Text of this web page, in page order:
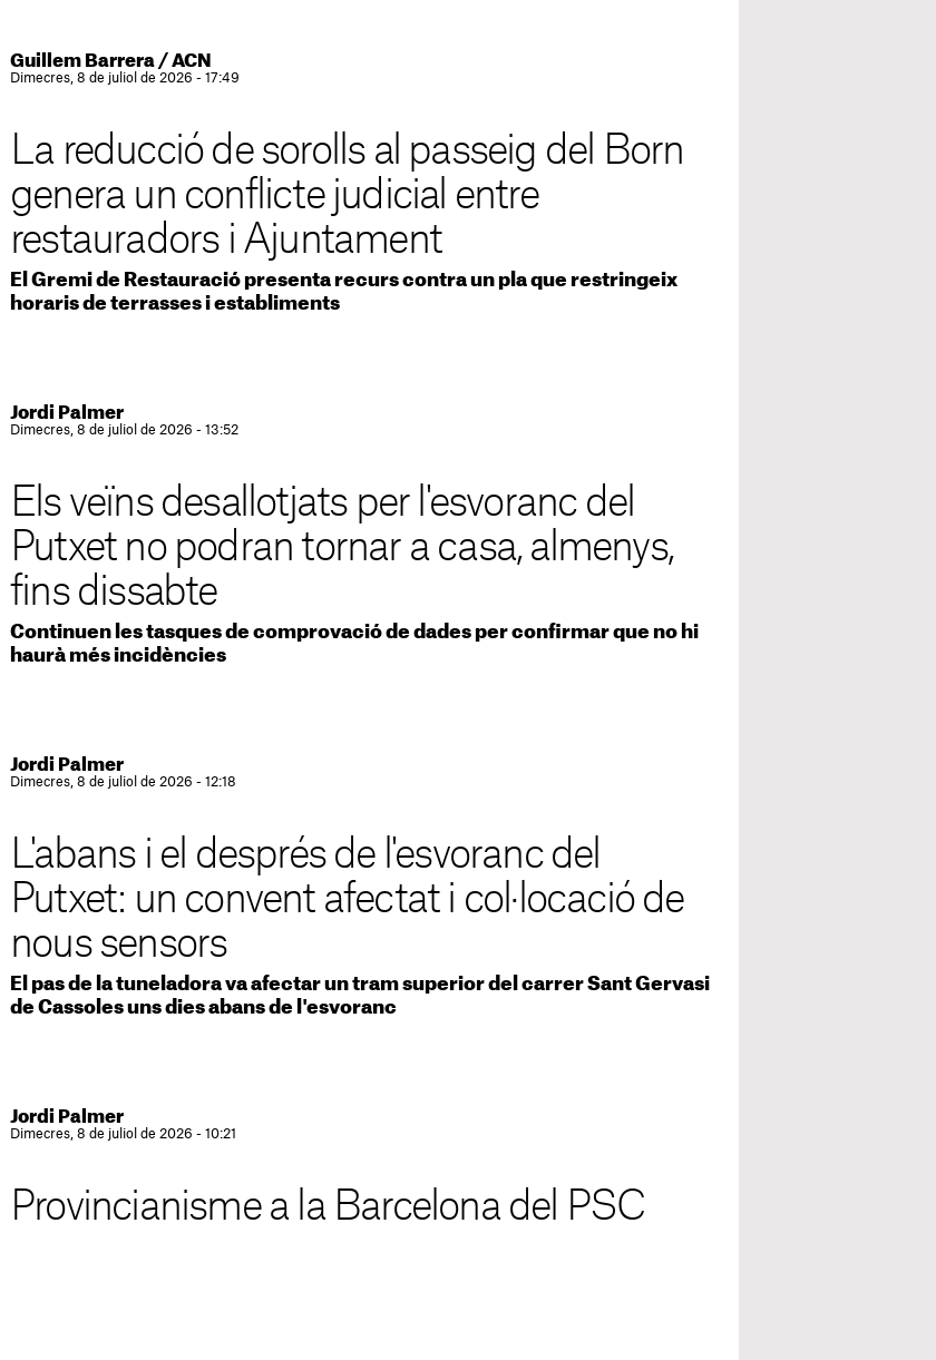
Guillem Barrera / ACN
Dimecres, 8 de juliol de 2026 - 17:49
La reducció de sorolls al passeig del Born
genera un conflicte judicial entre
restauradors i Ajuntament
El Gremi de Restauració presenta recurs contra un pla que restringeix
horaris de terrasses i establiments
Jordi Palmer
Dimecres, 8 de juliol de 2026 - 13:52
Els veïns desallotjats per l'esvoranc del
Putxet no podran tornar a casa, almenys,
fins dissabte
Continuen les tasques de comprovació de dades per confirmar que no hi
haurà més incidències
Jordi Palmer
Dimecres, 8 de juliol de 2026 - 12:18
L'abans i el després de l'esvoranc del
Putxet: un convent afectat i col·locació de
nous sensors
El pas de la tuneladora va afectar un tram superior del carrer Sant Gervasi
de Cassoles uns dies abans de l'esvoranc
Jordi Palmer
Dimecres, 8 de juliol de 2026 - 10:21
Provincianisme a la Barcelona del PSC